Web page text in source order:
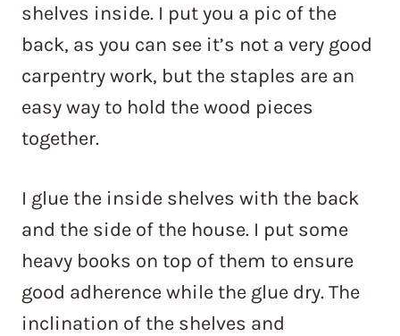
shelves inside. I put you a pic of the
back, as you can see it’s not a very good
carpentry work, but the staples are an
easy way to hold the wood pieces
together.
I glue the inside shelves with the back
and the side of the house. I put some
heavy books on top of them to ensure
good adherence while the glue dry. The
inclination of the shelves and